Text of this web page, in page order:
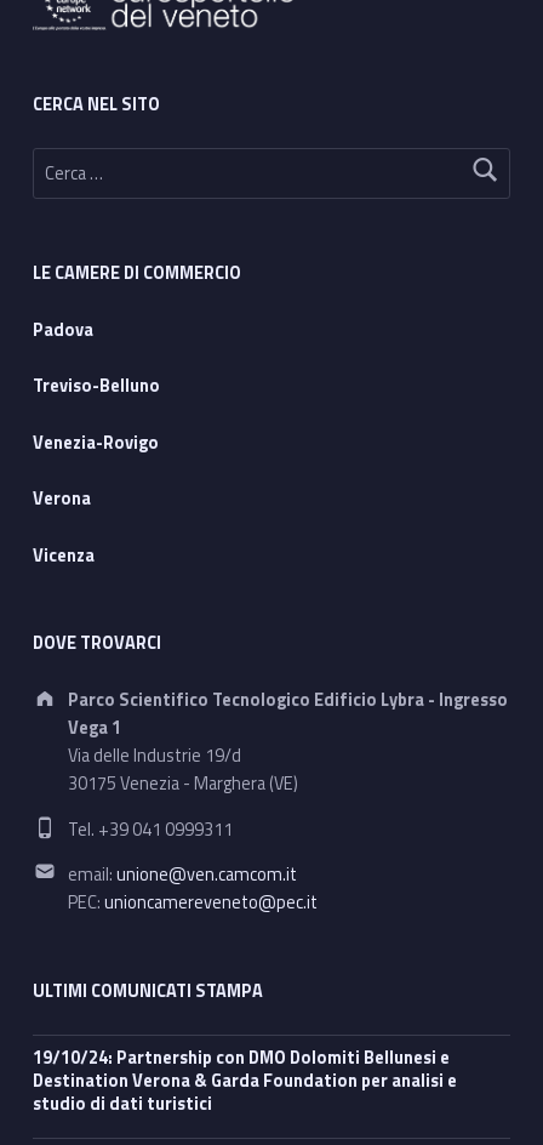
CERCA NEL SITO
Ricerca per:
LE CAMERE DI COMMERCIO
Padova
Treviso-Belluno
Venezia-Rovigo
Verona
Vicenza
DOVE TROVARCI
Address:
Parco Scientifico Tecnologico Edificio Lybra - Ingresso
Vega 1
Via delle Industrie 19/d
30175 Venezia - Marghera (VE)
Phone number:
Tel. +39 041 0999311
Email address:
email:unione@ven.camcom.it
PEC:unioncamereveneto@pec.it
ULTIMI COMUNICATI STAMPA
19/10/24: Partnership con DMO Dolomiti Bellunesi e
Destination Verona & Garda Foundation per analisi e
studio di dati turistici